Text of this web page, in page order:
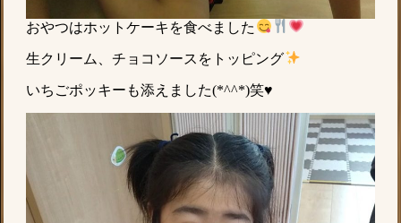
おやつはホットケーキを食べました
生クリーム、チョコソースをトッピング
いちごポッキーも添えました(*^^*)笑♥